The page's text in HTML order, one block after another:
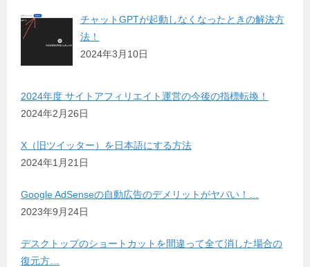
チャットGPTが起動しなくなったときの解決方
法！
2024年3月10日
2024年度 サイトアフィリエイト運営の今後の指標転換！
2024年2月26日
X（旧ツイッター）を日本語にする方法
2024年1月21日
Google AdSenseの自動広告のデメリットがヤバい！…
2023年9月24日
デスクトップのショートカットを間違って全て消した場合の
復元方…